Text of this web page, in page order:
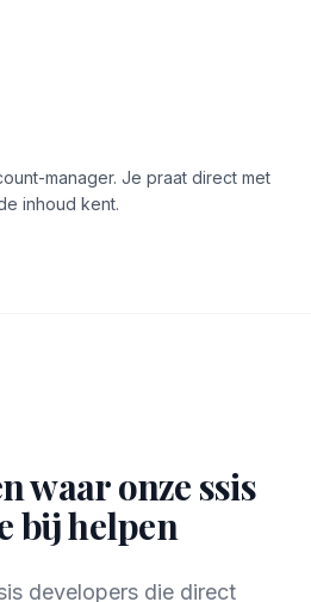
manager. Je praat direct met
inhoud kent.
waar onze ssis
bij helpen
developers die direct